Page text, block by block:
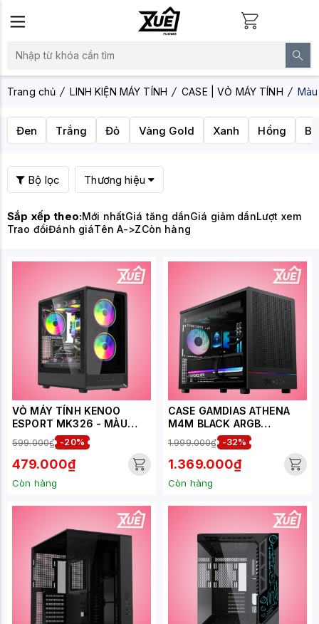
Trang chủ LINH KIỆN MÁY TÍNH CASE | VỎ MÁY TÍNH
Đen Trắng Đỏ Vàng Gold Xanh Hồng
Bộ lọc Thương hiệu
Sắp xếp theo:Mới nhấtGiá tăng dầnGiá giảm dầnLượt xem
Trao đổiĐánh giáTên A->ZCòn hàng
VỎ MÁY TÍNH KENOO
ESPORT MK326 - MÀU
ĐEN MATX
599.000₫ -20%
479.000₫
Còn hàng
CASE GAMDIAS ATHENA
M4M BLACK ARGB
CAATHEM4MBLGA
1.999.000₫ -32%
1.369.000₫
Còn hàng